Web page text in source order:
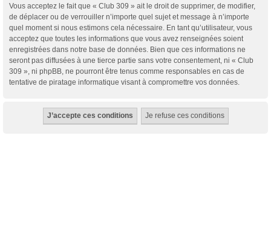
Vous acceptez le fait que « Club 309 » ait le droit de supprimer, de modifier,
de déplacer ou de verrouiller n’importe quel sujet et message à n’importe
quel moment si nous estimons cela nécessaire. En tant qu’utilisateur, vous
acceptez que toutes les informations que vous avez renseignées soient
enregistrées dans notre base de données. Bien que ces informations ne
seront pas diffusées à une tierce partie sans votre consentement, ni « Club
309 », ni phpBB, ne pourront être tenus comme responsables en cas de
tentative de piratage informatique visant à compromettre vos données.